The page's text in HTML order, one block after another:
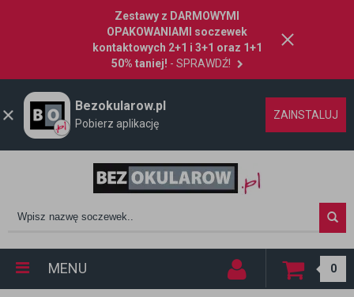
Zestawy z DARMOWYMI
OPAKOWANIAMI soczewek
kontaktowych 2+1 i 3+1 oraz 1+1
50% taniej! - SPRAWDŹ!
Bezokularow.pl
Pobierz aplikację
ZAINSTALUJ
MENU 0